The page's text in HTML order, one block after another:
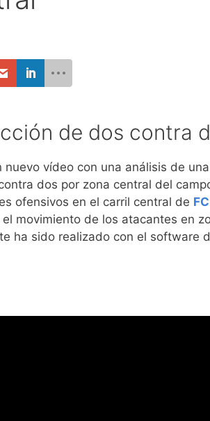
de dos contra
nuevo vídeo con una análisis de
dos por zona central del
ofensivos en el carril central de
movimiento de los atacantes en
ha sido realizado con el software